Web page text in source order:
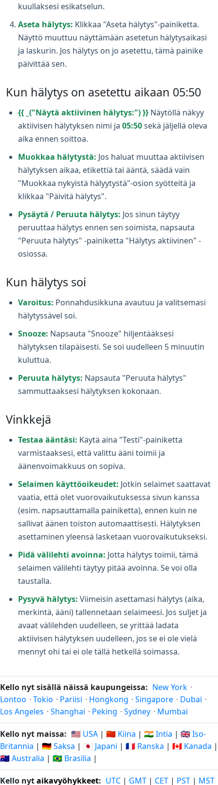
kuullaksesi esikatselun.
Aseta hälytys: Klikkaa "Aseta hälytys"-painiketta.
Näyttö muuttuu näyttämään asetetun hälytysaikasi
ja laskurin. Jos hälytys on jo asetettu, tämä painike
päivittää sen.
Kun hälytys on asetettu aikaan 05:50
{{ _("Näytä aktiivinen hälytys:") }} Näytöllä näkyy
aktiivisen hälytyksen nimi ja 05:50sekä jäljellä oleva
aika ennen soittoa.
Muokkaa hälytystä: Jos haluat muuttaa aktiivisen
hälytyksen aikaa, etikettiä tai ääntä, säädä vain
"Muokkaa nykyistä hälyytystä"-osion syötteitä ja
klikkaa "Päivitä hälytys".
Pysäytä / Peruuta hälytys: Jos sinun täytyy
peruuttaa hälytys ennen sen soimista, napsauta
"Peruuta hälytys" -painiketta "Hälytys aktiivinen" -
osiossa.
Kun hälytys soi
Varoitus: Ponnahdusikkuna avautuu ja valitsemasi
hälytyssävel soi.
Snooze: Napsauta "Snooze" hiljentääksesi
hälytyksen tilapäisesti. Se soi uudelleen 5 minuutin
kuluttua.
Peruuta hälytys: Napsauta "Peruuta hälytys"
sammuttaaksesi hälytyksen kokonaan.
Vinkkejä
Testaa ääntäsi: Käytä aina "Testi"-painiketta
varmistaaksesi, että valittu ääni toimii ja
äänenvoimakkuus on sopiva.
Selaimen käyttöoikeudet: Jotkin selaimet saattavat
vaatia, että olet vuorovaikutuksessa sivun kanssa
(esim. napsauttamalla painiketta), ennen kuin ne
sallivat äänen toiston automaattisesti. Hälytyksen
asettaminen yleensä lasketaan vuorovaikutukseksi.
Pidä välilehti avoinna: Jotta hälytys toimii, tämä
selaimen välilehti täytyy pitää avoinna. Se voi olla
taustalla.
Pysyvä hälytys: Viimeisin asettamasi hälytys (aika,
merkintä, ääni) tallennetaan selaimeesi. Jos suljet ja
avaat välilehden uudelleen, se yrittää ladata
aktiivisen hälytyksen uudelleen, jos se ei ole vielä
mennyt ohi tai ei ole tällä hetkellä soimassa.
Kello nyt sisällä näissä kaupungeissa: New York ·
Lontoo · Tokio · Pariisi · Hongkong · Singapore · Dubai ·
Los Angeles · Shanghai · Peking · Sydney · Mumbai
Kello nyt maissa: 🇺🇸 USA | 🇨🇳 Kiina | 🇮🇳 Intia | 🇬🇧 Iso-
Britannia | 🇩🇪 Saksa | 🇯🇵 Japani | 🇫🇷 Ranska | 🇨🇦 Kanada |
🇦🇺 Australia | 🇧🇷 Brasilia |
Kello nytaikavyöhykkeet: UTC | GMT | CET | PST | MST